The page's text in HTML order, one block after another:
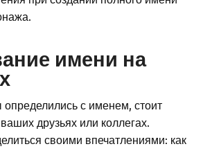
имени на
определились с именем, стоит
друзьях или коллегах.
своими впечатлениями: как